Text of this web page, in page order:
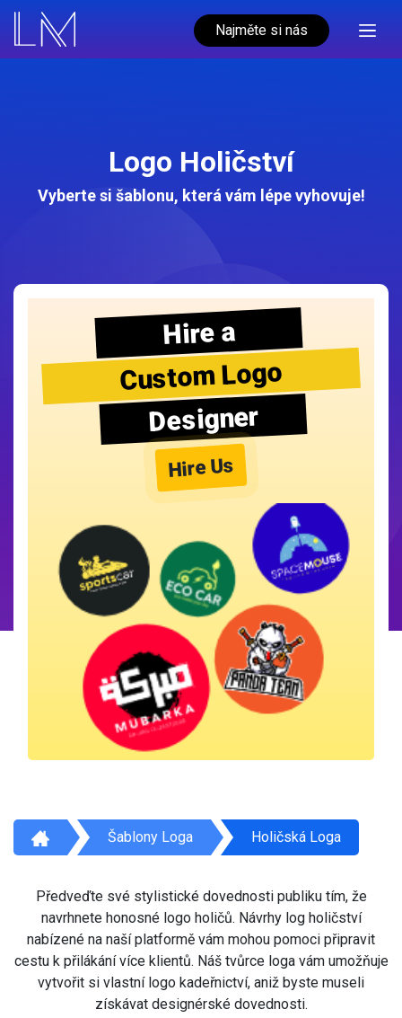
Najměte si nás
Logo Holičství
Vyberte si šablonu, která vám lépe vyhovuje!
Hire a
Custom Logo
Designer
Hire Us
Šablony Loga Holičská Loga
Předveďte své stylistické dovednosti publiku tím, že
navrhnete honosné logo holičů. Návrhy log holičství
nabízené na naší platformě vám mohou pomoci připravit
cestu k přilákání více klientů. Náš tvůrce loga vám umožňuje
vytvořit si vlastní logo kadeřnictví, aniž byste museli
získávat designérské dovednosti.